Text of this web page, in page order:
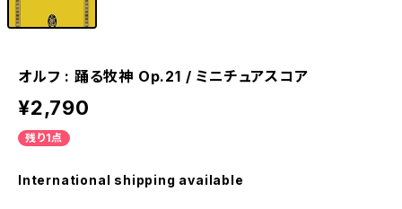
オルフ : 踊る牧神 Op.21 / ミニチュアスコア
¥2,790
残り1点
International shipping available